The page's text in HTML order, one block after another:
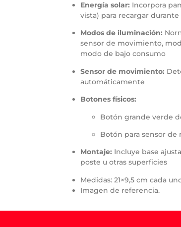
Energía solar: Incorpora
vista) para recargar durante
Modos de iluminación:
sensor de movimiento,
modo de bajo consumo
Sensor de movimiento:
automáticamente
Botones físicos:
Botón grande verde
Botón para sensor
Montaje: Incluye base
poste u otras superficies
Medidas: 21×9,5 cm cada
Imagen de referencia.